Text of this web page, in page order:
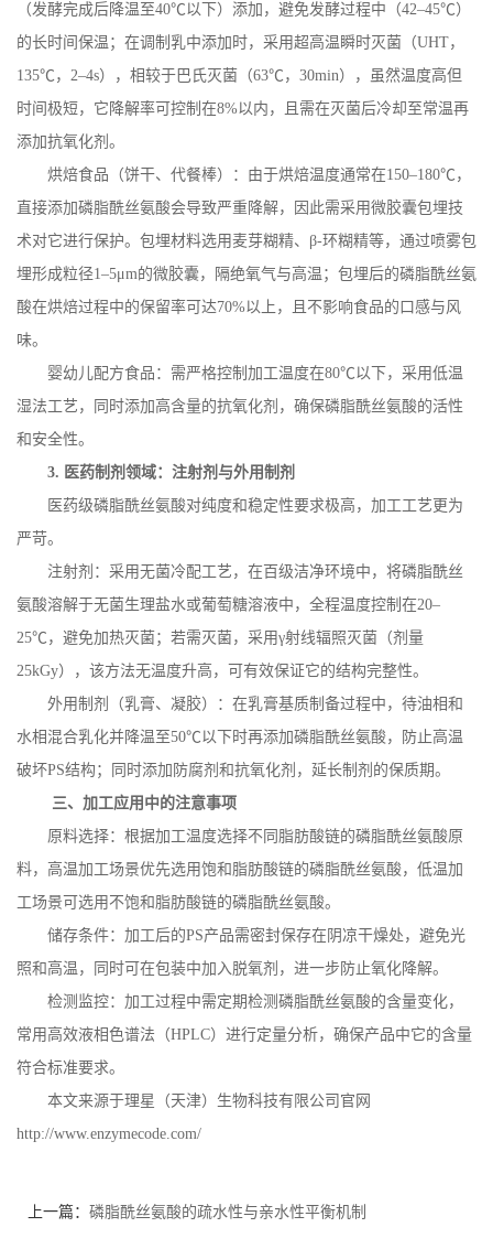
（发酵完成后降温至40℃以下）添加，避免发酵过程中（42–45℃）
的长时间保温；在调制乳中添加时，采用超高温瞬时灭菌（UHT，
135℃， 2–4s），相较于巴氏灭菌（63℃， 30min），虽然温度高但
时间极短，它降解率可控制在8%以内，且需在灭菌后冷却至常温再
添加抗氧化剂。
烘焙食品（饼干、代餐棒）：由于烘焙温度通常在150–180℃，
直接添加磷脂酰丝氨酸会导致严重降解，因此需采用微胶囊包埋技
术对它进行保护。包埋材料选用麦芽糊精、β-环糊精等，通过喷雾包
埋形成粒径1–5μm的微胶囊，隔绝氧气与高温；包埋后的磷脂酰丝氨
酸在烘焙过程中的保留率可达70%以上，且不影响食品的口感与风
味。
婴幼儿配方食品：需严格控制加工温度在80℃以下，采用低温
湿法工艺，同时添加高含量的抗氧化剂，确保磷脂酰丝氨酸的活性
和安全性。
3. 医药制剂领域：注射剂与外用制剂
医药级磷脂酰丝氨酸对纯度和稳定性要求极高，加工工艺更为
严苛。
注射剂：采用无菌冷配工艺，在百级洁净环境中，将磷脂酰丝
氨酸溶解于无菌生理盐水或葡萄糖溶液中，全程温度控制在20–
25℃，避免加热灭菌；若需灭菌，采用γ射线辐照灭菌（剂量
25kGy），该方法无温度升高，可有效保证它的结构完整性。
外用制剂（乳膏、凝胶）：在乳膏基质制备过程中，待油相和
水相混合乳化并降温至50℃以下时再添加磷脂酰丝氨酸，防止高温
破坏PS结构；同时添加防腐剂和抗氧化剂，延长制剂的保质期。
三、加工应用中的注意事项
原料选择：根据加工温度选择不同脂肪酸链的磷脂酰丝氨酸原
料，高温加工场景优先选用饱和脂肪酸链的磷脂酰丝氨酸，低温加
工场景可选用不饱和脂肪酸链的磷脂酰丝氨酸。
储存条件：加工后的PS产品需密封保存在阴凉干燥处，避免光
照和高温，同时可在包装中加入脱氧剂，进一步防止氧化降解。
检测监控：加工过程中需定期检测磷脂酰丝氨酸的含量变化，
常用高效液相色谱法（HPLC）进行定量分析，确保产品中它的含量
符合标准要求。
本文来源于理星（天津）生物科技有限公司官网
http://www.enzymecode.com/
上一篇： 磷脂酰丝氨酸的疏水性与亲水性平衡机制